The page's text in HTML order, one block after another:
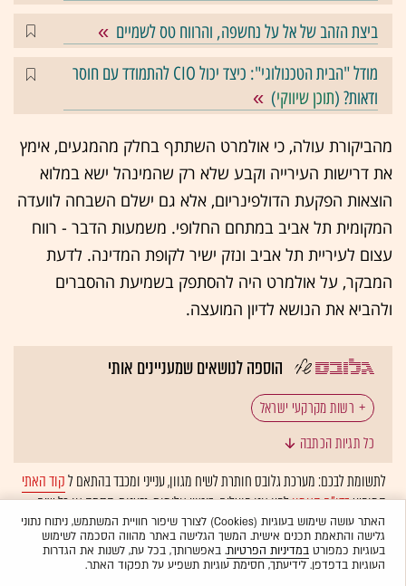
ביצת הזהב של אל על נחשפה, והרווח טס לשמיים
מודל "הבית הטכנולוגי": כיצד יכול CIO להתמודד עם חוסר
ודאות? (תוכן שיווקי)
מהביקורת עולה, כי אולמרט השתתף בחלק מהמגעים, אימץ
את דרישות העירייה וקבע שלא רק שהמינהל ישא במלוא
הוצאות הפקעת הדולפינריום, אלא גם ישלם השבחה לוועדה
המקומית תל אביב במתחם החלופי. משמעות הדבר - רווח
עצום לעיריית תל אביב ונזק ישיר לקופת המדינה. לדעת
המבקר, על אולמרט היה להסתפק בשמיעת ההסברים
ולהביא את הנושא לדיון המועצה.
הוספה לנושאים שמעניינים אותי
רשות מקרקעי ישראל
כל תגיות הכתבה
לתשומת לבכם: מערכת גלובס חותרת לשיח מגוון, ענייני ומכבד בהתאם לקוד האתי
המופיעבדו"ח האמוןלפיו אנו פועלים. ביטויי אלימות, גזענות, הסתה או כל שיח
בלתי הולם אחר מסוננים בצורהאוטומטיתולא יפורסמו באתר.
האתר עושה שימוש בעוגיות (Cookies) לצורך שיפור חוויית המשתמש, ניתוח נתוני
גלישה והתאמת תכנים אישית. המשך הגלישה באתר מהווה הסכמה לשימוש
בעוגיות כמפורטבמדיניות הפרטיות. באפשרותך, בכל עת, לשנות את הגדרות
העוגיות בדפדפן. לידיעתך, חסימת עוגיות תשפיע על תפקוד האתר.